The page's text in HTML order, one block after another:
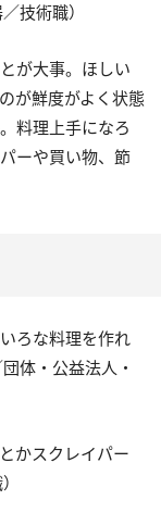
技術職）
が大事。ほしい
が鮮度がよく状態
料理上手になろ
ーや買い物、節
ろな料理を作れ
体・公益法人・
かスクレイパー